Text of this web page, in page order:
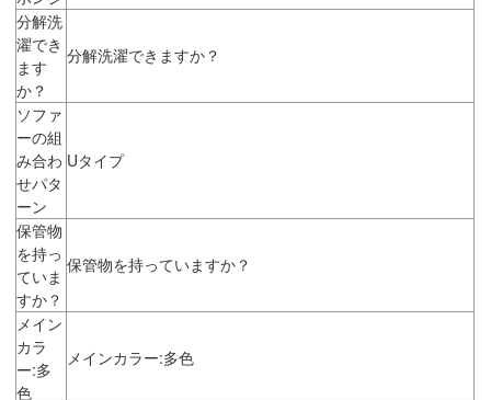
分解洗
濯でき
ます
か？
分解洗濯できますか？
ソファ
ーの組
み合わ
せパタ
ーン
Uタイプ
保管物
を持っ
ていま
すか？
保管物を持っていますか？
メイン
カラ
ー:多
色
メインカラー:多色